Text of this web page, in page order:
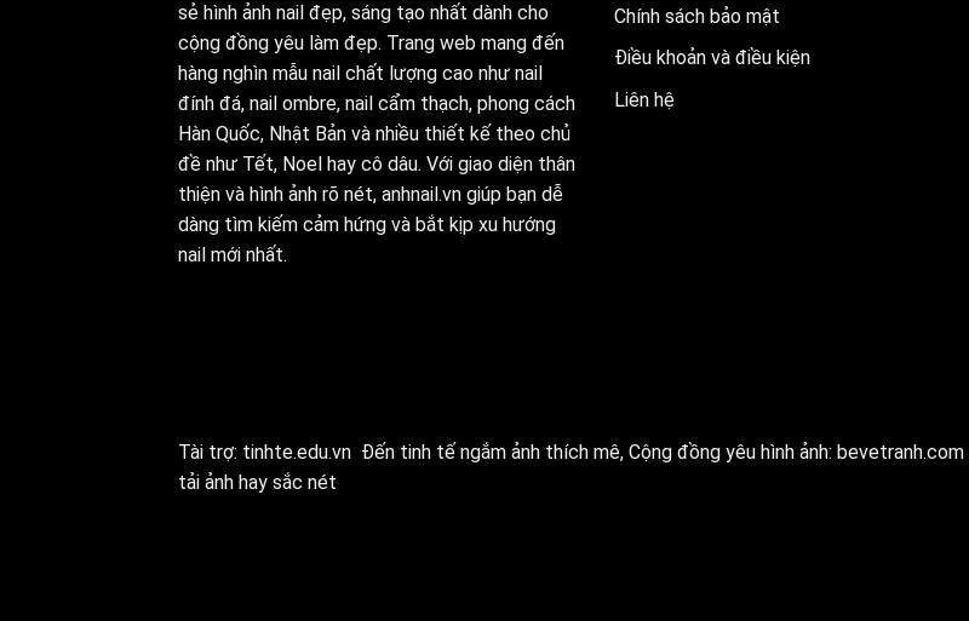
sẻ hình ảnh nail đẹp, sáng tạo nhất dành cho
cộng đồng yêu làm đẹp. Trang web mang đến
hàng nghìn mẫu nail chất lượng cao như nail
đính đá, nail ombre, nail cẩm thạch, phong cách
Hàn Quốc, Nhật Bản và nhiều thiết kế theo chủ
đề như Tết, Noel hay cô dâu. Với giao diện thân
thiện và hình ảnh rõ nét, anhnail.vn giúp bạn dễ
dàng tìm kiếm cảm hứng và bắt kịp xu hướng
nail mới nhất.
Chính sách bảo mật
Điều khoản và điều kiện
Liên hệ
Tài trợ: tinhte.edu.vn Đến tinh tế ngắm ảnh thích mê, Cộng đồng yêu hình ảnh: bevetranh.com
tải ảnh hay sắc nét